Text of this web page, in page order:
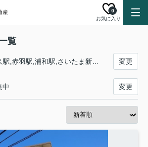
お気に入り
0
覧
変更
中 変更